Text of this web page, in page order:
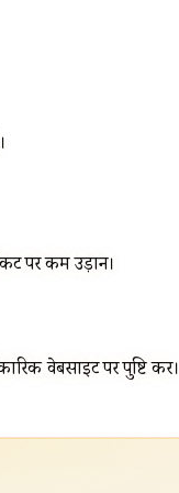
पर कम उड़ानें।
वेबसाइट पर पुष्टि करें।